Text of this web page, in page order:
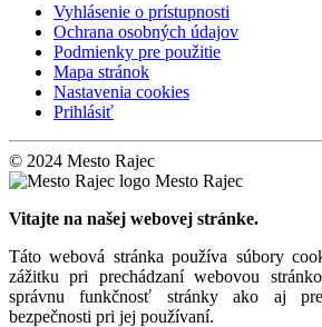
Vyhlásenie o prístupnosti
Ochrana osobných údajov
Podmienky pre použitie
Mapa stránok
Nastavenia cookies
Prihlásiť
© 2024 Mesto Rajec
Mesto Rajec
Vitajte na našej webovej stránke.
Táto webová stránka používa súbory
zážitku pri prechádzaní webovou
správnu funkčnosť stránky ako aj pre
bezpečnosti pri jej používaní.